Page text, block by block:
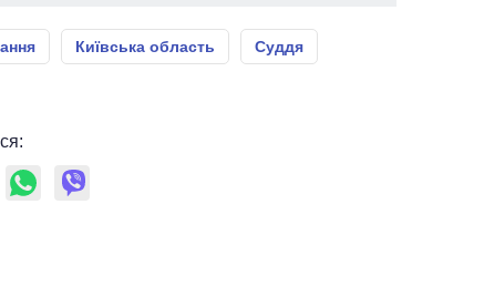
Київська область Суддя